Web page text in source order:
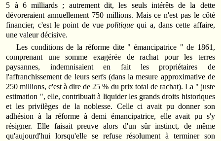
5 à 6 milliards ; autrement dit, les seuls intérêts de la dette
dévoreraient annuellement 750 millions. Mais ce n'est pas le côté
financier, c'est le point de vuepolitique qui a, dans cette affaire,
une valeur décisive.
Les conditions de la réforme dite " émancipatrice " de 1861,
comprenant une somme exagérée de rachat pour les terres
paysannes, indemnisaient en fait les propriétaires de
l'affranchissement de leurs serfs (dans la mesure approximative de
250 millions, c'est à dire de 25 % du prix total de rachat). La " juste
estimation ", elle, contribuait à liquider les grands droits historiques
et les privilèges de la noblesse. Celle ci avait pu donner son
adhésion à la réforme à demi émancipatrice, elle avait pu s'y
résigner. Elle faisait preuve alors d'un sûr instinct, de même
qu'aujourd'hui lorsqu'elle se refuse résolument à terminer son